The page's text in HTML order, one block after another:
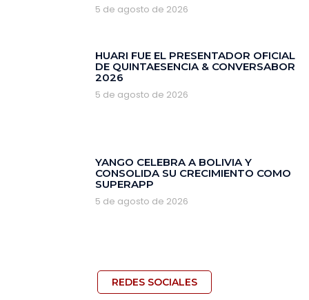
5 de agosto de 2026
HUARI FUE EL PRESENTADOR OFICIAL
DE QUINTAESENCIA & CONVERSABOR
2026
5 de agosto de 2026
YANGO CELEBRA A BOLIVIA Y
CONSOLIDA SU CRECIMIENTO COMO
SUPERAPP
5 de agosto de 2026
REDES SOCIALES